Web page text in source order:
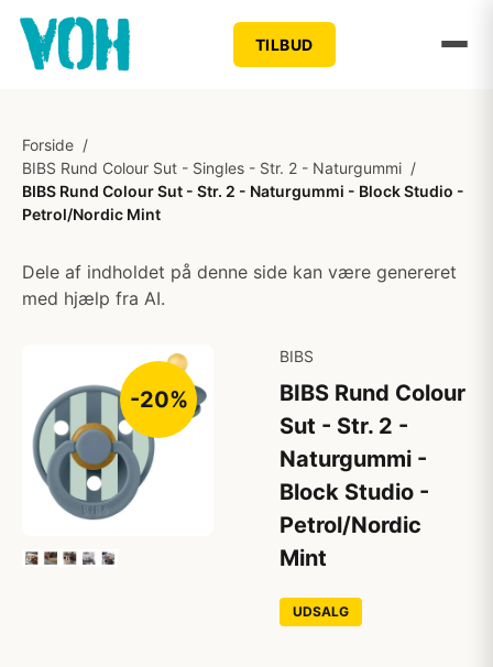
TILBUD
Forside /
BIBS Rund Colour Sut - Singles - Str. 2 - Naturgummi /
BIBS Rund Colour Sut - Str. 2 - Naturgummi - Block Studio -
Petrol/Nordic Mint
Dele af indholdet på denne side kan være genereret
med hjælp fra AI.
-20%
BIBS
BIBS Rund Colour
Sut - Str. 2 -
Naturgummi -
Block Studio -
Petrol/Nordic
Mint
UDSALG